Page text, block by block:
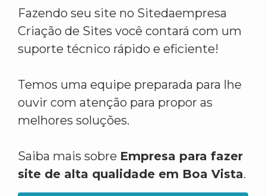
Fazendo seu site no Sitedaempresa
Criação de Sites você contará com um
suporte técnico rápido e eficiente!
Temos uma equipe preparada para lhe
ouvir com atenção para propor as
melhores soluções.
Saiba mais sobre Empresa para fazer
site de alta qualidade em Boa Vista.